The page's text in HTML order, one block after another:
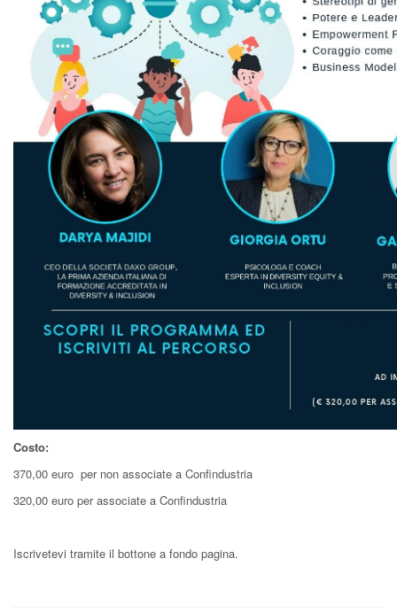
Costo:
370,00 euro per non associate a Confindustria
320,00 euro per associate a Confindustria
Iscrivetevi tramite il bottone a fondo pagina.